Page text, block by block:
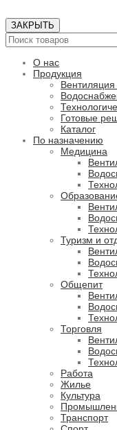
ЗАКРЫТЬ
О нас
Продукция
Готовые
Каталог
По назначению
Медицина
Туризм и
Общепит
Торговля
Работа
Жилье
Культура
Транспорт